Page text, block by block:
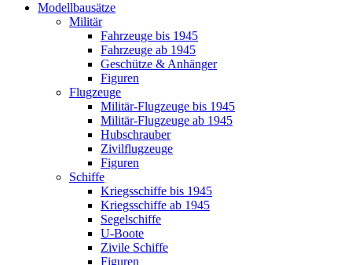
Modellbausätze
Militär
Fahrzeuge bis 1945
Fahrzeuge ab 1945
Geschütze & Anhänger
Figuren
Flugzeuge
Militär-Flugzeuge bis 1945
Militär-Flugzeuge ab 1945
Hubschrauber
Zivilflugzeuge
Figuren
Schiffe
Kriegsschiffe bis 1945
Kriegsschiffe ab 1945
Segelschiffe
U-Boote
Zivile Schiffe
Figuren